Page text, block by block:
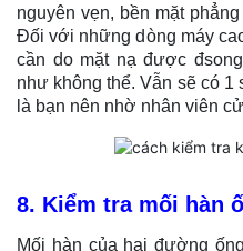
nguyên vẹn, bền mặt
Đối với những dòng máy
cần do mặt nạ được
như không thể. Vẫn sẽ có
là bạn nên nhờ nhân viên
8. Kiểm tra mối hàn
Mối hàn của hai đường